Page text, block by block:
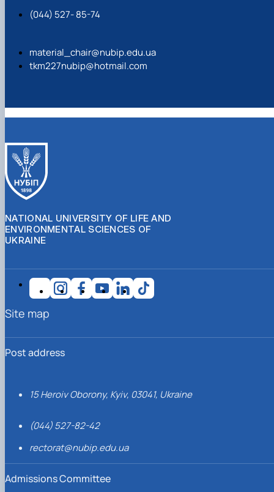
(044) 527- 85-74
material_chair@nubip.edu.ua
tkm227nubip@hotmail.com
NATIONAL UNIVERSITY OF LIFE AND
ENVIRONMENTAL SCIENCES OF
UKRAINE
Post address
15 Heroiv Oborony, Kyiv, 03041, Ukraine
(044) 527-82-42
rectorat@nubip.edu.ua
Admissions Committee
Site map